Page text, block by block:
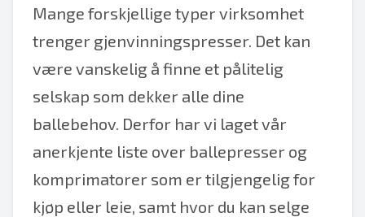
Mange forskjellige typer virksomhet
trenger gjenvinningspresser. Det kan
være vanskelig å finne et pålitelig
selskap som dekker alle dine
ballebehov. Derfor har vi laget vår
anerkjente liste over ballepresser og
komprimatorer som er tilgjengelig for
kjøp eller leie, samt hvor du kan selge